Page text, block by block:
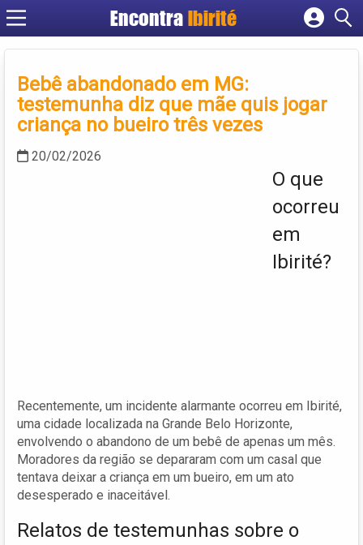
EncontraIbirité
Cadastrar empresa
Criar conta
Bebê abandonado em MG:
testemunha diz que mãe quis jogar
criança no bueiro três vezes
20/02/2026
O que
ocorreu
em
Ibirité?
Recentemente, um incidente alarmante ocorreu em Ibirité,
uma cidade localizada na Grande Belo Horizonte,
envolvendo o abandono de um bebê de apenas um mês.
Moradores da região se depararam com um casal que
tentava deixar a criança em um bueiro, em um ato
desesperado e inaceitável.
Relatos de testemunhas sobre o